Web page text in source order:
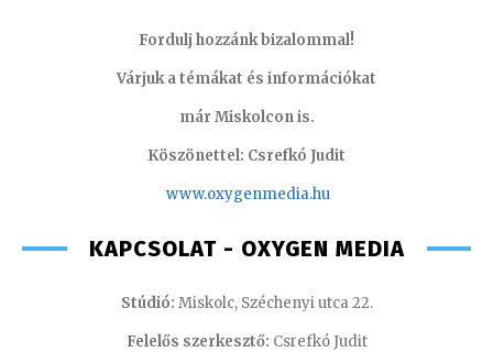
Fordulj hozzánk bizalommal!
Várjuk a témákat és információkat
már Miskolcon is.
Köszönettel: Csrefkó Judit
www.oxygenmedia.hu
KAPCSOLAT - OXYGEN MEDIA
Stúdió: Miskolc, Széchenyi utca 22.
Felelős szerkesztő: Csrefkó Judit